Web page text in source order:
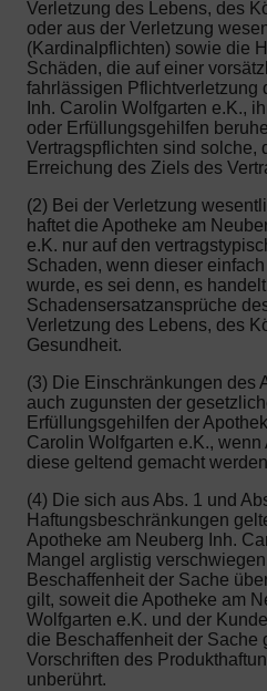
Verletzung des Lebens, des
oder aus der Verletzung
(Kardinalpflichten) sowie die
Schäden, die auf einer
fahrlässigen Pflichtverletzung
Inh. Carolin Wolfgarten e.K.,
oder Erfüllungsgehilfen
Vertragspflichten sind solche,
Erreichung des Ziels des
(2) Bei der Verletzung
haftet die Apotheke am
e.K. nur auf den
Schaden, wenn dieser
wurde, es sei denn, es
Schadensersatzansprüche
Verletzung des Lebens, des
Gesundheit.
(3) Die Einschränkungen des
auch zugunsten der
Erfüllungsgehilfen der
Carolin Wolfgarten e.K.,
diese geltend gemacht
(4) Die sich aus Abs. 1 und
Haftungsbeschränkungen
Apotheke am Neuberg Inh.
Mangel arglistig
Beschaffenheit der Sache
gilt, soweit die Apotheke am
Wolfgarten e.K. und der
die Beschaffenheit der Sache
Vorschriften des
unberührt.